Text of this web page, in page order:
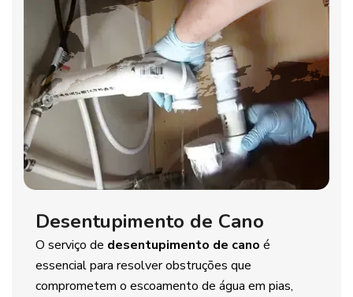
Desentupimento de Cano
O serviço de desentupimento de cano é
essencial para resolver obstruções que
comprometem o escoamento de água em pias,